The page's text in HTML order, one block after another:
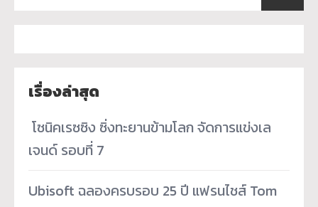
เรื่องล่าสุด
­ โซนิคเรซซิง ซิ่งทะยานข้ามโลก จัดการแข่งเล
เจนด์ รอบที่ 7
Ubisoft ฉลองครบรอบ 25 ปี แฟรนไชส์ Tom